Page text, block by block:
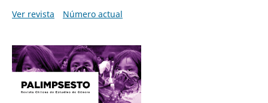
Ver revista
Número actual